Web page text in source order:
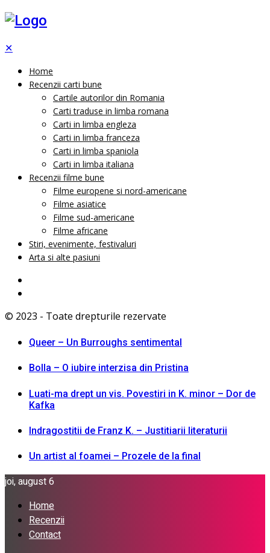
✕
Home
Recenzii carti bune
Cartile autorilor din Romania
Carti traduse in limba romana
Carti in limba engleza
Carti in limba franceza
Carti in limba spaniola
Carti in limba italiana
Recenzii filme bune
Filme europene si nord-americane
Filme asiatice
Filme sud-americane
Filme africane
Stiri, evenimente, festivaluri
Arta si alte pasiuni
© 2023 - Toate drepturile rezervate
Queer – Un Burroughs sentimental
Bolla – O iubire interzisa din Pristina
Luati-ma drept un vis. Povestiri in K. minor – Dor de
Kafka
Indragostitii de Franz K. – Justitiarii literaturii
Un artist al foamei – Prozele de la final
joi, august 6
Home
Recenzii
Contact